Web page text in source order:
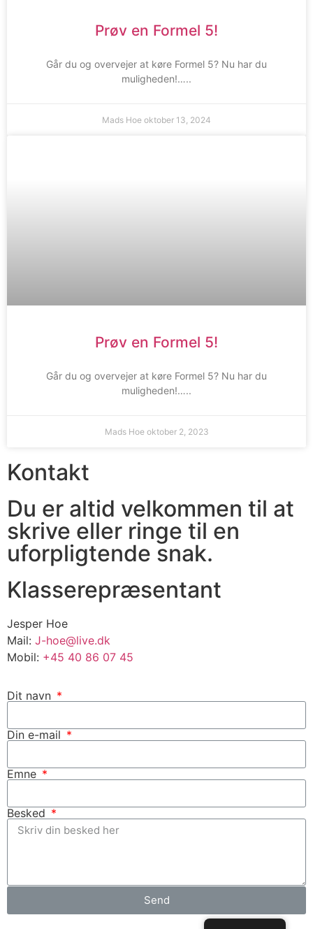
Prøv en Formel 5!
Går du og overvejer at køre Formel 5? Nu har du
muligheden!…..
Mads Hoe oktober 13, 2024
Prøv en Formel 5!
Går du og overvejer at køre Formel 5? Nu har du
muligheden!…..
Mads Hoe oktober 2, 2023
Kontakt
Du er altid velkommen til at
skrive eller ringe til en
uforpligtende snak.
Klasserepræsentant
Jesper Hoe
Mail: J-hoe@live.dk
Mobil: +45 40 86 07 45
Dit navn
Din e-mail
Emne
Besked
Send